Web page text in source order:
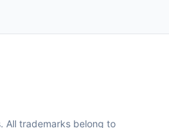
All trademarks belong to